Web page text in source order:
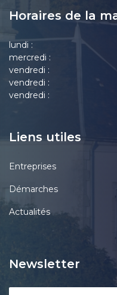
Horaires de la
lundi :
mercredi :
vendredi :
vendredi :
vendredi :
Liens utiles
Entreprises
Démarches
Actualités
Newsletter